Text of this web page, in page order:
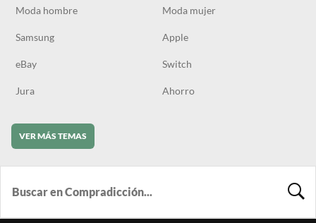
Moda hombre Moda mujer
Samsung Apple
eBay Switch
Jura Ahorro
VER MÁS TEMAS